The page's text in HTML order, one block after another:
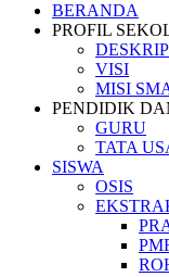
BERANDA
PROFIL
VISI
MISI
PENDIDIK
GURU
TATA
SISWA
OSIS